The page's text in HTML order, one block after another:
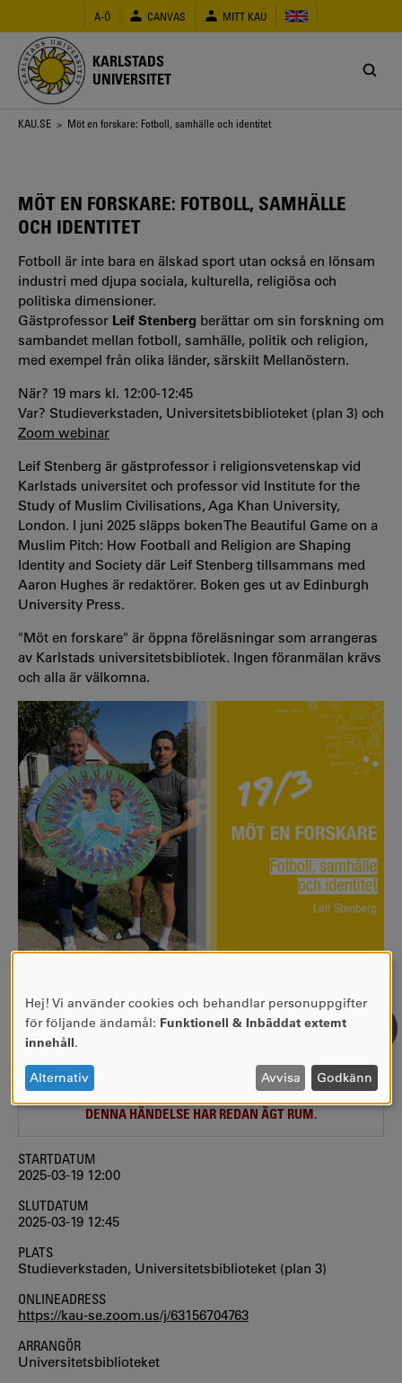
huvudinnehåll
A-Ö CANVAS MITT KAU
KARLSTADS
UNIVERSITET
Länkstig
KAU.SE > Möt en forskare: Fotboll, samhälle och identitet
MÖT EN FORSKARE: FOTBOLL, SAMHÄLLE
OCH IDENTITET
Fotboll är inte bara en älskad sport utan också en lönsam
industri med djupa sociala, kulturella, religiösa och
politiska dimensioner.
Gästprofessor Leif Stenberg berättar om sin forskning om
sambandet mellan fotboll, samhälle, politik och religion,
med exempel från olika länder, särskilt Mellanöstern.
När? 19 mars kl. 12:00-12:45
Var? Studieverkstaden, Universitetsbiblioteket (plan 3) och
Zoom webinar
Leif Stenberg är gästprofessor i religionsvetenskap vid
Karlstads universitet och professor vid Institute for the
Study of Muslim Civilisations, Aga Khan University,
London. I juni 2025 släpps boken The Beautiful Game on a
Muslim Pitch: How Football and Religion are Shaping
Identity and Society där Leif Stenberg tillsammans med
Aaron Hughes är redaktörer. Boken ges ut av Edinburgh
University Press.
"Möt en forskare" är öppna föreläsningar som arrangeras
av Karlstads universitetsbibliotek. Ingen föranmälan krävs
och alla är välkomna.
OM EVENEMANGET
DENNA HÄNDELSE HAR REDAN ÄGT RUM.
STARTDATUM
2025-03-19 12:00
SLUTDATUM
2025-03-19 12:45
PLATS
Studieverkstaden, Universitetsbiblioteket (plan 3)
ONLINEADRESS
https://kau-se.zoom.us/j/63156704763
ARRANGÖR
Universitetsbiblioteket
ANVÄNDNING
AV
OCH
COOKIES
Hej! Vi använder cookies och behandlar personuppgifter
för följande ändamål: Funktionell & Inbäddat externt
innehåll.
Alternativ Avvisa Godkänn